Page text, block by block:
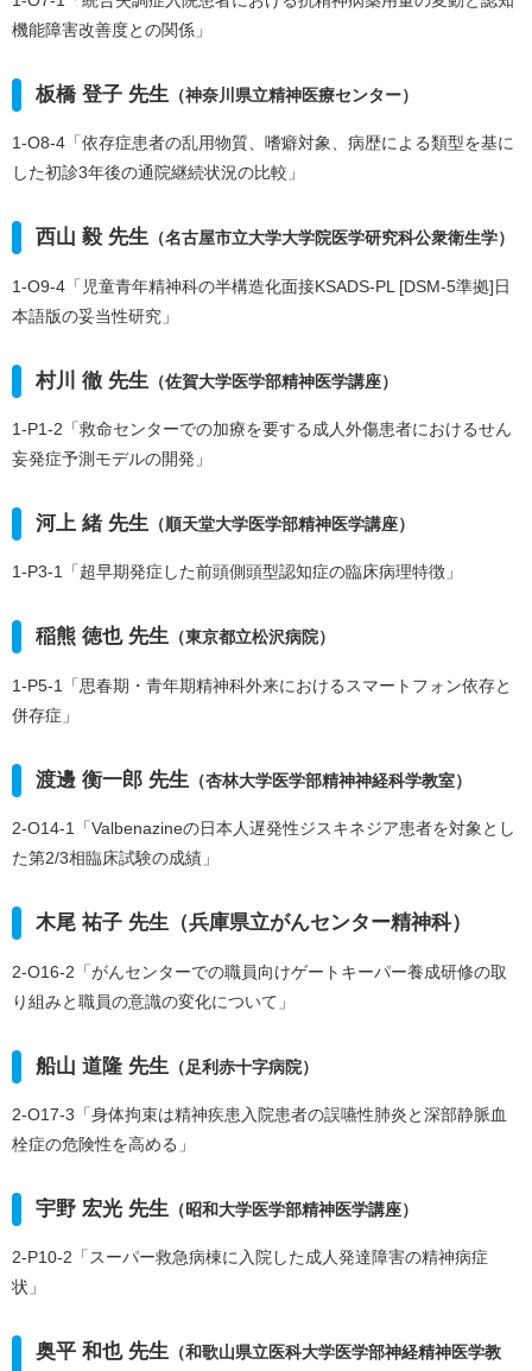
機能障害改善度との関係」
板橋 登子 先生 （神奈川県立精神医療センター）
1-O8-4「依存症患者の乱用物質、嗜癖対象、病歴による類型を基に
した初診3年後の通院継続状況の比較」
西山 毅 先生 （名古屋市立大学大学院医学研究科公衆衛生学）
1-O9-4「児童青年精神科の半構造化面接KSADS-PL [DSM-5準拠]日
本語版の妥当性研究」
村川 徹 先生 （佐賀大学医学部精神医学講座）
1-P1-2「救命センターでの加療を要する成人外傷患者におけるせん
妄発症予測モデルの開発」
河上 緒 先生 （順天堂大学医学部精神医学講座）
1-P3-1「超早期発症した前頭側頭型認知症の臨床病理特徴」
稲熊 徳也 先生 （東京都立松沢病院）
1-P5-1「思春期・青年期精神科外来におけるスマートフォン依存と
併存症」
渡邊 衡一郎 先生 （杏林大学医学部精神神経科学教室）
2-O14-1「Valbenazineの日本人遅発性ジスキネジア患者を対象とし
た第2/3相臨床試験の成績」
木尾 祐子 先生（兵庫県立がんセンター精神科）
2-O16-2「がんセンターでの職員向けゲートキーパー養成研修の取
り組みと職員の意識の変化について」
船山 道隆 先生 （足利赤十字病院）
2-O17-3「身体拘束は精神疾患入院患者の誤嚥性肺炎と深部静脈血
栓症の危険性を高める」
宇野 宏光 先生 （昭和大学医学部精神医学講座）
2-P10-2「スーパー救急病棟に入院した成人発達障害の精神病症
状」
奥平 和也 先生 （和歌山県立医科大学医学部神経精神医学教